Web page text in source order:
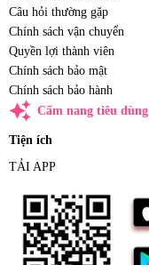
Câu hỏi thường gặp
Chính sách vận chuyển
Quyền lợi thành viên
Chính sách bảo mật
Chính sách bảo hành
auto_awesome Cẩm nang tiêu dùng
Tiện ích
TẢI APP